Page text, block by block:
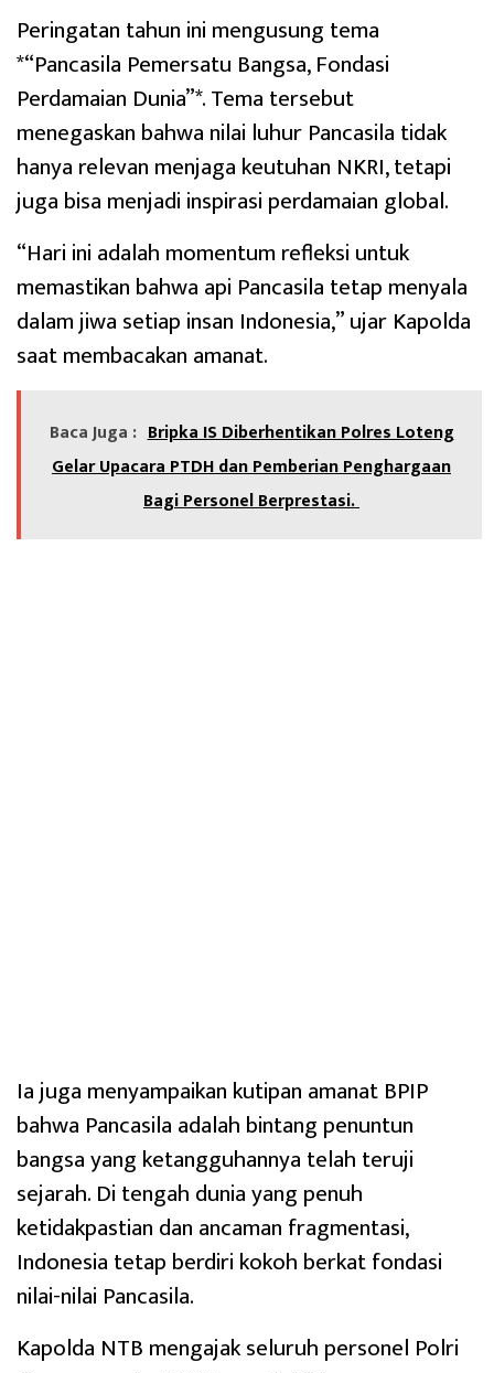
Peringatan tahun ini mengusung tema
*“Pancasila Pemersatu Bangsa, Fondasi
Perdamaian Dunia”*. Tema tersebut
menegaskan bahwa nilai luhur Pancasila tidak
hanya relevan menjaga keutuhan NKRI, tetapi
juga bisa menjadi inspirasi perdamaian global.
“Hari ini adalah momentum refleksi untuk
memastikan bahwa api Pancasila tetap menyala
dalam jiwa setiap insan Indonesia,” ujar Kapolda
saat membacakan amanat.
Baca Juga : ‎Bripka IS Diberhentikan Polres Loteng
Gelar Upacara PTDH dan Pemberian Penghargaan
Bagi Personel Berprestasi.
Ia juga menyampaikan kutipan amanat BPIP
bahwa Pancasila adalah bintang penuntun
bangsa yang ketangguhannya telah teruji
sejarah. Di tengah dunia yang penuh
ketidakpastian dan ancaman fragmentasi,
Indonesia tetap berdiri kokoh berkat fondasi
nilai-nilai Pancasila.
Kapolda NTB mengajak seluruh personel Polri